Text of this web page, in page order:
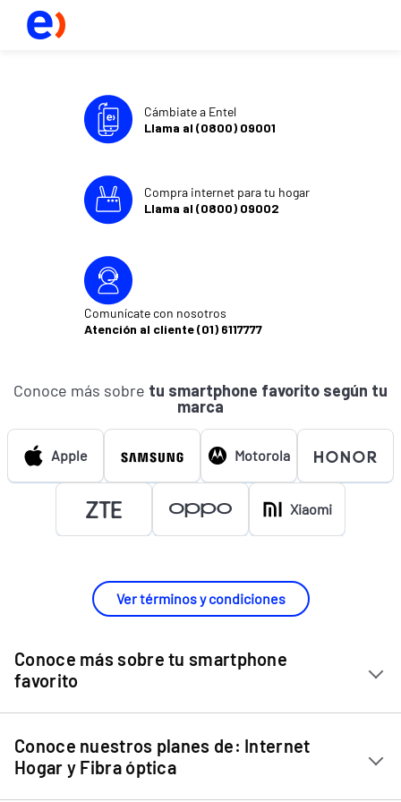
Cámbiate a Entel
Llama al (0800) 09001
Compra internet para tu hogar
Llama al (0800) 09002
Comunícate con nosotros
Atención al cliente (01) 6117777
Conoce más sobre tu smartphone favorito según tu
marca
Apple Motorola
Xiaomi
Ver términos y condiciones
Conoce más sobre tu smartphone
favorito
Chip Entel
Apple iPhone 11
Apple iPhone 12 Mini
Conoce nuestros planes de: Internet
Hogar y Fibra óptica